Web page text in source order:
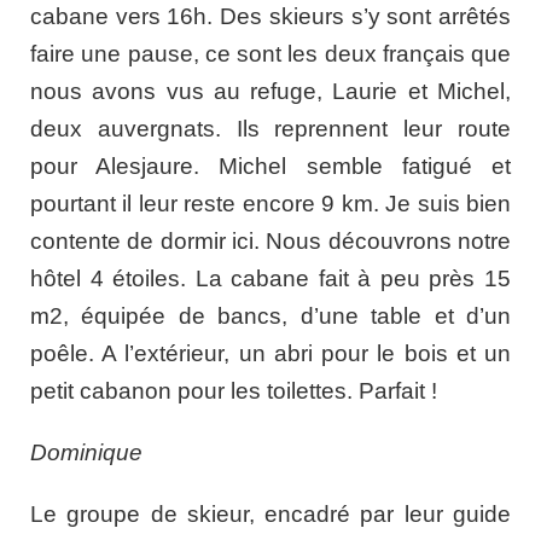
cabane vers 16h. Des skieurs s’y sont arrêtés
faire une pause, ce sont les deux français que
nous avons vus au refuge, Laurie et Michel,
deux auvergnats. Ils reprennent leur route
pour Alesjaure. Michel semble fatigué et
pourtant il leur reste encore 9 km. Je suis bien
contente de dormir ici. Nous découvrons notre
hôtel 4 étoiles. La cabane fait à peu près 15
m2, équipée de bancs, d’une table et d’un
poêle. A l’extérieur, un abri pour le bois et un
petit cabanon pour les toilettes. Parfait !
Dominique
Le groupe de skieur, encadré par leur guide